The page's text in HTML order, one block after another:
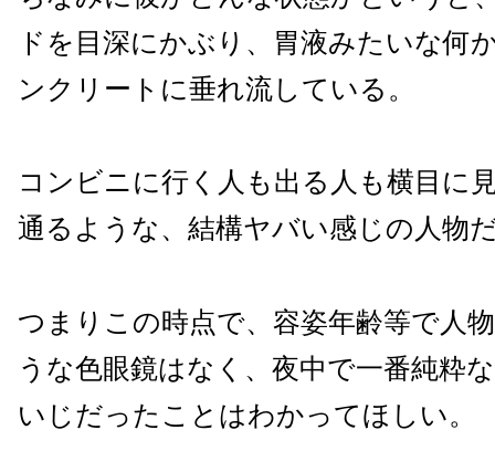
ドを目深にかぶり、胃液みたいな何
ンクリートに垂れ流している。
コンビニに行く人も出る人も横目に
通るような、結構ヤバい感じの人物
つまりこの時点で、容姿年齢等で人
うな色眼鏡はなく、夜中で一番純粋
いじだったことはわかってほしい。